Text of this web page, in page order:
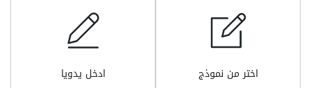
اختر من نموذج
ادخل يدويا